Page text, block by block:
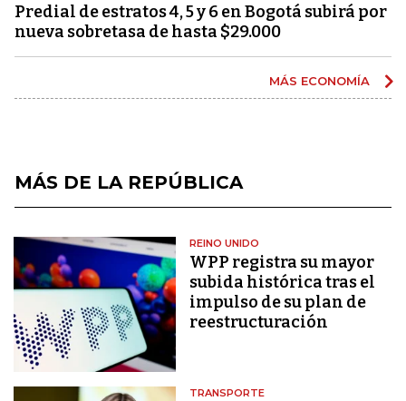
Predial de estratos 4, 5 y 6 en Bogotá subirá por
nueva sobretasa de hasta $29.000
MÁS ECONOMÍA
MÁS DE LA REPÚBLICA
REINO UNIDO
WPP registra su mayor
subida histórica tras el
impulso de su plan de
reestructuración
TRANSPORTE